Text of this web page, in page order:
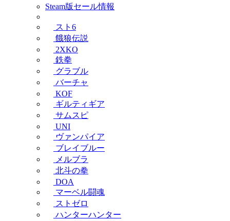
Steam版セール情報
スト6
餓狼伝説
2XKO
鉄拳
グラブル
バーチャ
KOF
ギルティギア
サムスピ
UNI
ヴァンパイア
ブレイブルー
メルブラ
北斗の拳
DOA
マーベル闘魂
ストゼロ
ハンターハンター